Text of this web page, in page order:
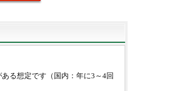
想定です（国内：年に3～4回